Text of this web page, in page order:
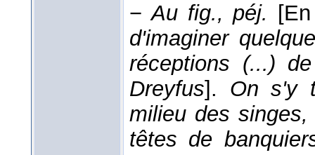
−Au fig., péj.
d'imaginer
réceptions (...)
Dreyfus]. On s'y
milieu des
têtes de